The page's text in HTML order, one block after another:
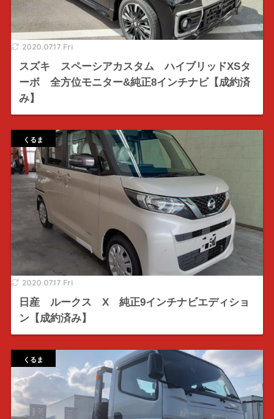
2020.07.17 Fri
スズキ スペーシアカスタム ハイブリッドXSタ
ーボ 全方位モニター&純正8インチナビ【成約済
み】
2020.07.17 Fri
日産 ルークス X 純正9インチナビエディショ
ン【成約済み】
くるま
くるま